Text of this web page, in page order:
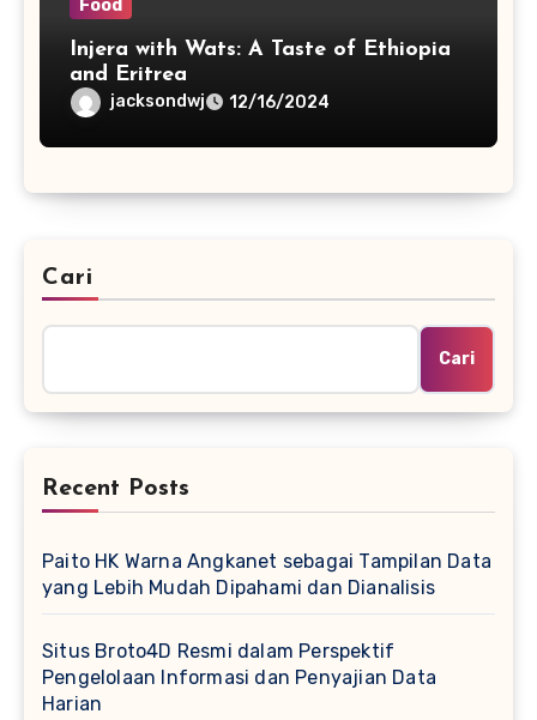
Food
Injera with Wats: A Taste of Ethiopia
and Eritrea
jacksondwj 12/16/2024
Cari
Cari
Recent Posts
Paito HK Warna Angkanet sebagai Tampilan Data
yang Lebih Mudah Dipahami dan Dianalisis
Situs Broto4D Resmi dalam Perspektif
Pengelolaan Informasi dan Penyajian Data
Harian